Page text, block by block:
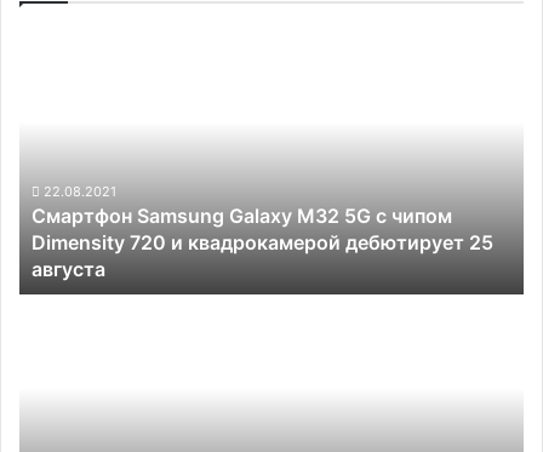
чипом
Dimensity
720
квадрокамерой
22.08.2021
Смартфон Samsung Galaxy M32 5G с чипом
Dimensity 720 и квадрокамерой дебютирует 25
августа